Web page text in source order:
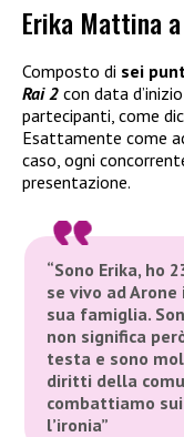
Erika Mattina
Composto di sei
Rai 2 con data
partecipanti, come
Esattamente come
caso, ogni
presentazione.
“Sono Erika, ho
se vivo ad
sua famiglia.
non significa
testa e sono
diritti della
combattiamo
l’ironia”